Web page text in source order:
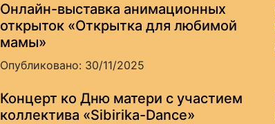
Онлайн-выставка анимационных
открыток «Открытка для любимой
мамы»
Опубликовано: 30/11/2025
Концерт ко Дню матери с участием
коллектива «Sibirika-Dance»